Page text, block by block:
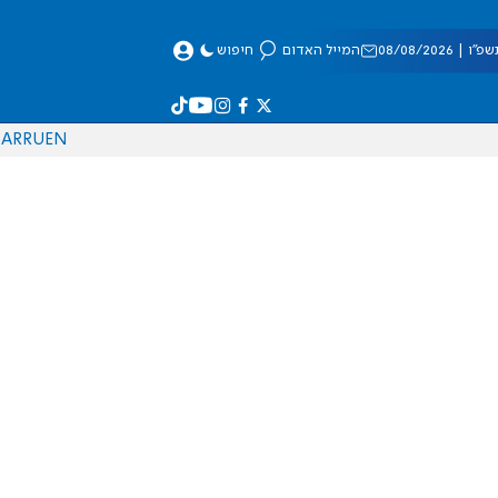
08/2026 המייל האדום חיפוש
EN
RU
AR